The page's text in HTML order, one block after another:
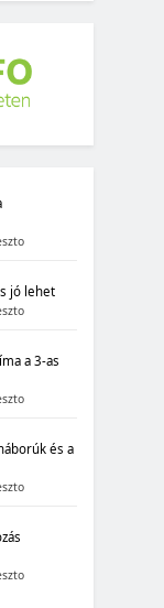
jó lehet
a 3-as
és a